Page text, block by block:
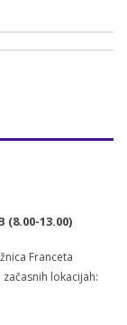
(8.00-13.00)
Franceta
lokacijah: